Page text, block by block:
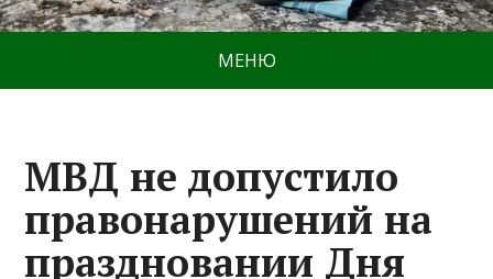
МЕНЮ
МВД не допустило
правонарушений на
праздновании Дня